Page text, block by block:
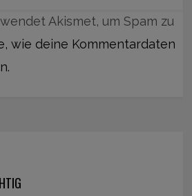
Akismet, um Spam zu
wie deine Kommentardaten